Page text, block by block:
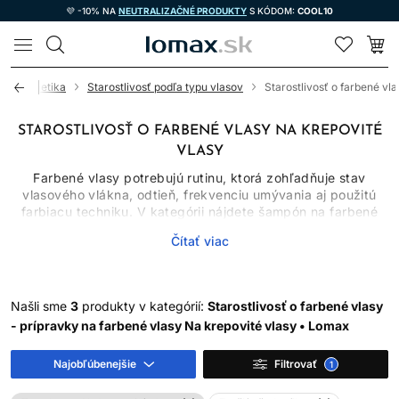
💜 -10% NA NEUTRALIZAČNÉ PRODUKTY S KÓDOM: COOL10
LOMAX
kozmetika Starostlivosť podľa typu vlasov Starostlivosť o farbené
STAROSTLIVOSŤ O FARBENÉ VLASY NA KREPOVITÉ
VLASY
Farbené vlasy potrebujú rutinu, ktorá zohľadňuje stav
vlasového vlákna, odtieň, frekvenciu umývania aj použitú
farbiacu techniku. V kategórii nájdete šampón na farbené
Jednotlivé produkty majú rozdielne úlohy: šampón čistí,
Žiadny produkt nedokáže zastaviť blednutie úplne. Farba sa
mení umývaním, pôsobením tepla, UV žiarenia, vody aj
prirodzeným odrastaním. Správne zvolená rutina však môže
obmedziť zbytočné vymývanie a udržať vlasy hladšie a
Čítať viac
Našli sme 3 produkty v kategórií: Starostlivosť o farbené vlasy
- prípravky na farbené vlasy Na krepovité vlasy • Lomax
Najobľúbenejšie Filtrovať 1